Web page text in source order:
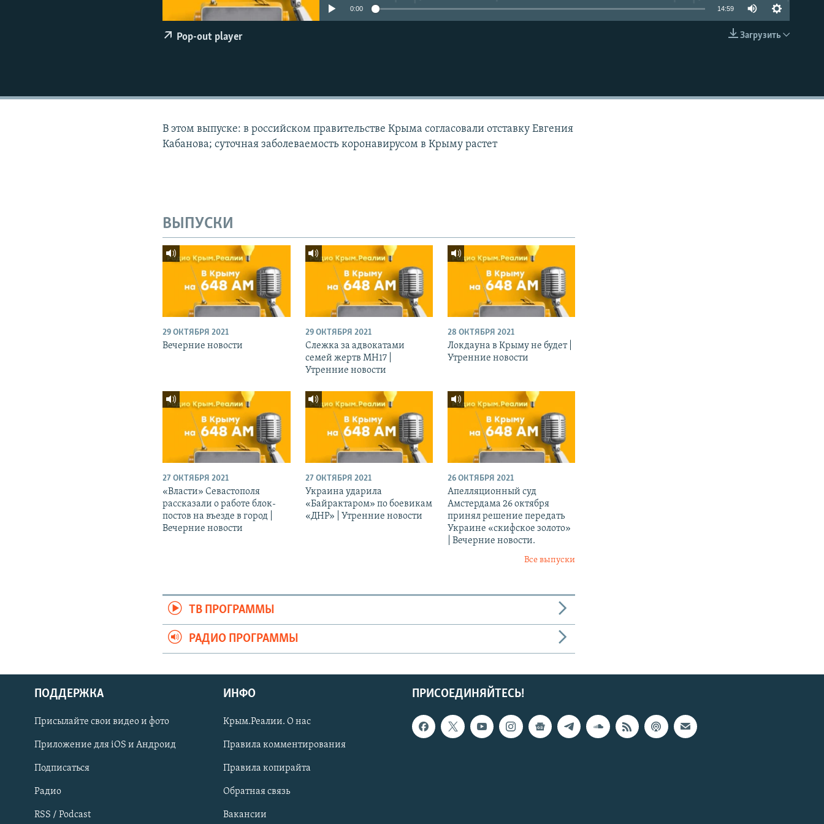
Українською
Qırımtatar
ПРИСОЕДИНЯЙТЕСЬ!
EMBED
0:00 14:59
Загрузить
Pop-out player
В этом выпуске: в российском правительстве Крыма согласовали отставку Евгения
Кабанова; cуточная заболеваемость коронавирусом в Крыму растет
ВЫПУСКИ
29 ОКТЯБРЯ 2021
Вечерние новости
29 ОКТЯБРЯ 2021
Слежка за адвокатами
семей жертв МН17 |
Утренние новости
28 ОКТЯБРЯ 2021
Локдауна в Крыму не будет |
Утренние новости
27 ОКТЯБРЯ 2021
«Власти» Севастополя
рассказали о работе блок-
постов на въезде в город |
Вечерние новости
27 ОКТЯБРЯ 2021
Украина ударила
«Байрактаром» по боевикам
«ДНР» | Утренние новости
26 ОКТЯБРЯ 2021
Апелляционный суд
Амстердама 26 октября
принял решение передать
Украине «скифское золото»
| Вечерние новости.
Все выпуски
ТВ ПРОГРАММЫ
РАДИО ПРОГРАММЫ
ПРИСОЕДИНЯЙТЕСЬ!
ПОДДЕРЖКА
Присылайте свои видео и фото
Приложение для iOS и Андроид
Подписаться
Радио
RSS / Podcast
ИНФО
Крым.Реалии. О нас
Правила комментирования
Правила копирайта
Обратная связь
Вакансии